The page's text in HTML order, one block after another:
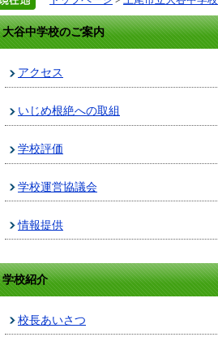
大谷中学校のご案内
アクセス
いじめ根絶への取組
学校評価
学校運営協議会
情報提供
学校紹介
校長あいさつ